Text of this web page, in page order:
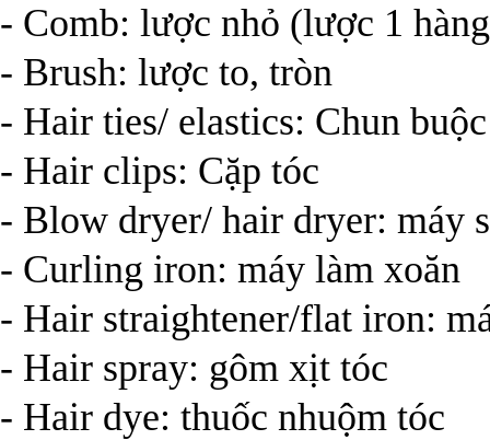
- Comb: lược nhỏ (lược 1
- Brush: lược to, tròn
- Hair ties/ elastics: Chun
- Hair clips: Cặp tóc
- Blow dryer/ hair dryer: máy
- Curling iron: máy làm xoăn
- Hair straightener/flat iron:
- Hair spray: gôm xịt tóc
- Hair dye: thuốc nhuộm tóc